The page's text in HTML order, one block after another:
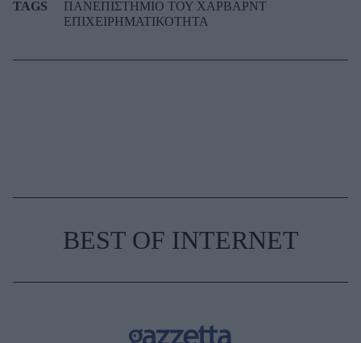
TAGS
ΠΑΝΕΠΙΣΤΗΜΙΟ ΤΟΥ ΧΑΡΒΑΡΝΤ
ΕΠΙΧΕΙΡΗΜΑΤΙΚΟΤΗΤΑ
BEST OF INTERNET